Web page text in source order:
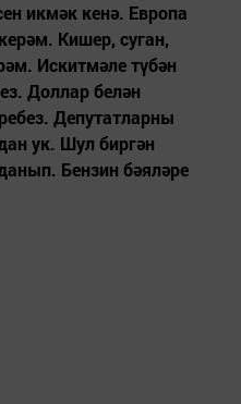
икмәк кенә. Европа
Кишер, суган,
Искитмәле түбән
Доллар белән
Депутатларны
ук. Шул биргән
Бензин бәяләре